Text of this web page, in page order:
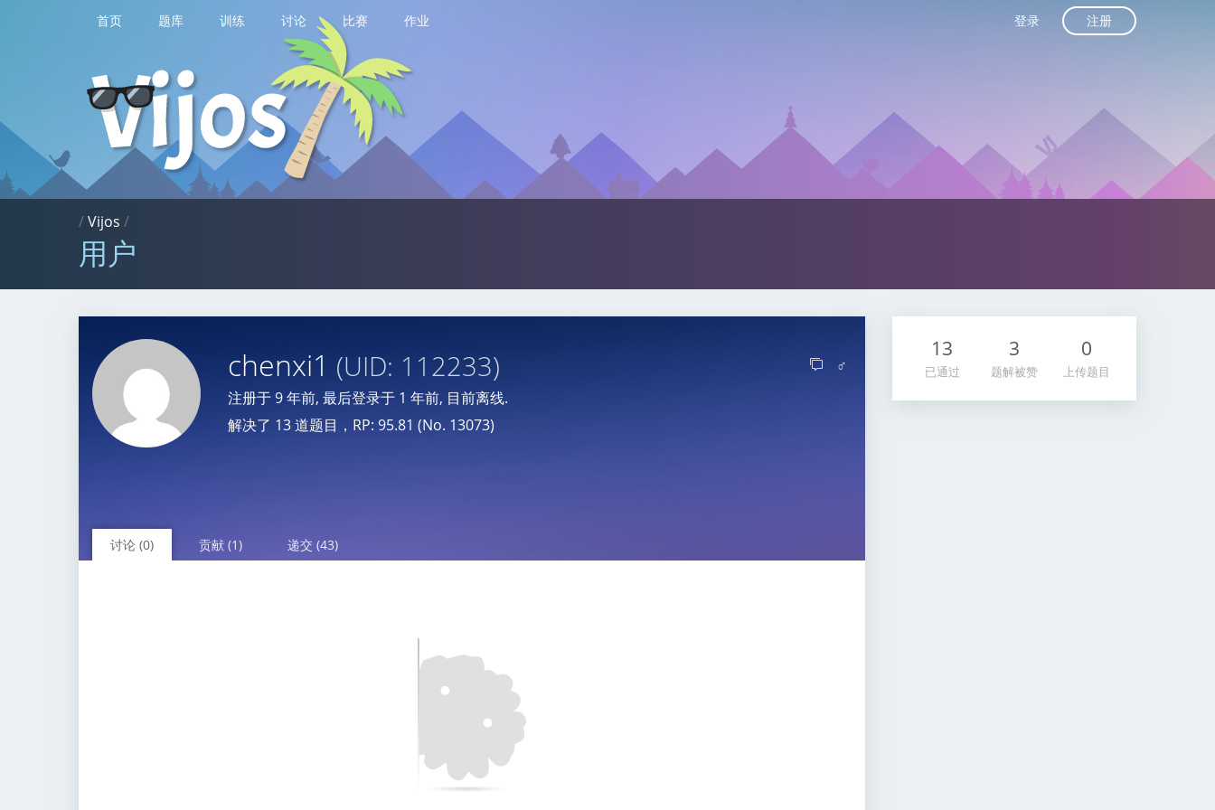
首页 题库 训练 讨论 比赛 作业 登录 注册
/Vijos /
用户
chenxi1 (UID: 112233)
注册于9 年前, 最后登录于 1 年前, 目前离线.
解决了 13 道题目，RP: 95.81 (No. 13073)
♂
讨论 (0) 贡献 (1) 递交 (43)
13
已通过
3
题解被赞
0
上传题目